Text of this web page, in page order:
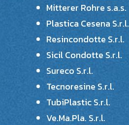
Mitterer Rohre s.a.s.
Plastica Cesena S.r.l.
Resincondotte S.r.l.
Sicil Condotte S.r.l.
Sureco S.r.l.
Tecnoresine S.r.l.
TubiPlastic S.r.l.
Ve.Ma.Pla. S.r.l.